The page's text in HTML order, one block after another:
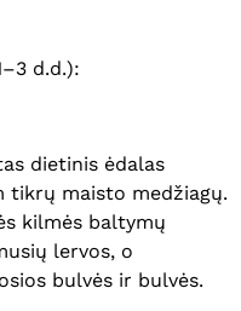
d.d.):
dietinis ėdalas
tikrų maisto medžiagų.
kilmės baltymų
lervos, o
bulvės ir bulvės.